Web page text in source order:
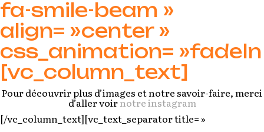
fa-smile-beam »
align= »center »
css_animation= »fadeIn
[vc_column_text]
Pour découvrir plus d’images et notre savoir-faire, merci
d’aller voirnotre instagram
[/vc_column_text][vc_text_separator title= »